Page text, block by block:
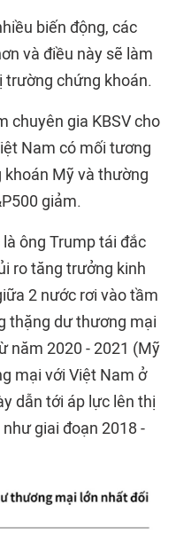
biến động, các
và điều này sẽ làm
trường chứng khoán.
chuyên gia KBSV cho
Nam có mối tương
Mỹ và thường
giảm.
ông Trump tái đắc
ro tăng trưởng kinh
2 nước rơi vào tầm
thặng dư thương mại
năm 2020 - 2021 (Mỹ
mại với Việt Nam ở
dẫn tới áp lực lên thị
giai đoạn 2018 -